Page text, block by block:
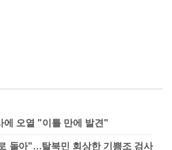
에 오열 "이틀 만에 발견"
돌아"…탈북민 회상한 기쁨조 검사